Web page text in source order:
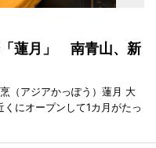
「蓮月」 南青山、新
（アジアかっぽう）蓮月 大
にオープンして1カ月がたっ